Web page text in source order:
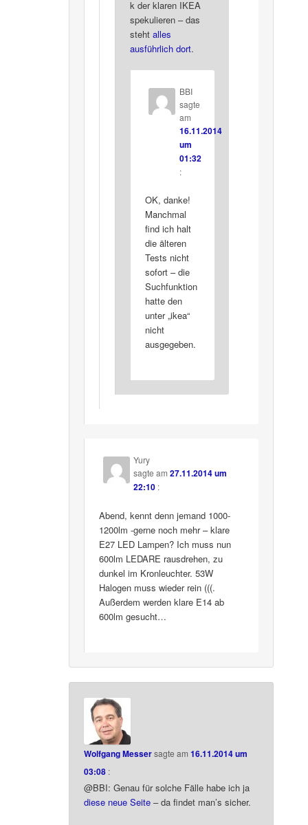
k der klaren IKEA
spekulieren – das
steht alles
ausführlich dort.
BBI
sagte
am
16.11.2014
um
01:32
:
OK, danke!
Manchmal
find ich halt
die älteren
Tests nicht
sofort – die
Suchfunktion
hatte den
unter „ikea“
nicht
ausgegeben.
Yury
sagte am27.11.2014 um
22:10 :
Abend, kennt denn jemand 1000-
1200lm -gerne noch mehr – klare
E27 LED Lampen? Ich muss nun
600lm LEDARE rausdrehen, zu
dunkel im Kronleuchter. 53W
Halogen muss wieder rein (((.
Außerdem werden klare E14 ab
600lm gesucht…
Wolfgang Messersagte am16.11.2014 um
03:08 :
@BBI: Genau für solche Fälle habe ich ja
diese neue Seite – da findet man’s sicher.